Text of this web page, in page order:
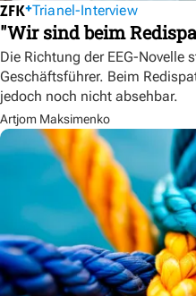
Trianel-Interview
"Wir sind beim
Die Richtung der EEG-Novelle
Geschäftsführer. Beim
jedoch noch nicht absehbar.
Artjom Maksimenko